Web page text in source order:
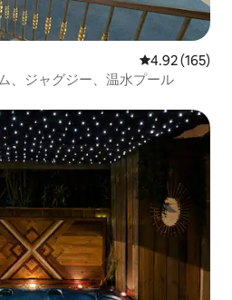
レビュー165
4.92 (165)
、ジャグジー、温水プール